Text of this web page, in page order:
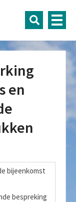
en
bijeenkomst
bespreking